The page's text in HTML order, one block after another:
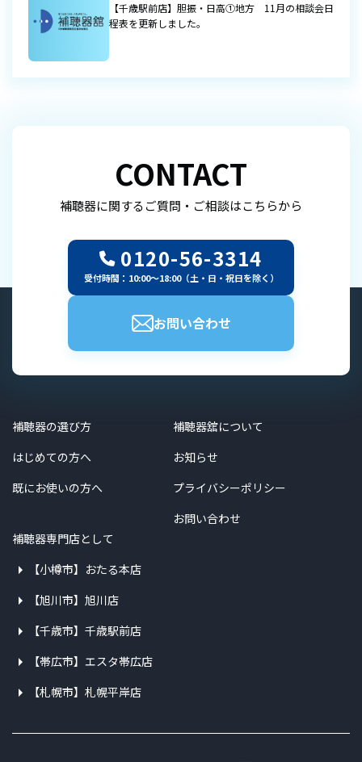
【千歳駅前店】胆振・日高①地方 11月の相談会日
程表を更新しました。
CONTACT
補聴器に関するご質問・ご相談はこちらから
0120-56-3314
受付時間：10:00～18:00（土・日・祝日を除く）
お問い合わせ
補聴器の選び方
はじめての方へ
既にお使いの方へ
補聴器舘について
お知らせ
プライバシーポリシー
お問い合わせ
補聴器専門店として
【小樽市】おたる本店
【旭川市】旭川店
【千歳市】千歳駅前店
【帯広市】エスタ帯広店
【札幌市】札幌平岸店